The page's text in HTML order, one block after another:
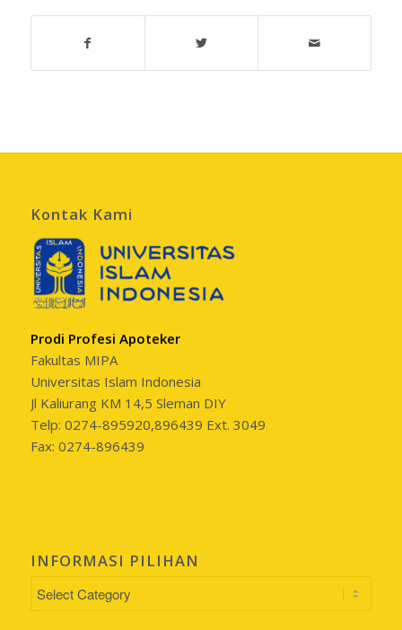
Kontak Kami
Prodi Profesi Apoteker
Fakultas MIPA
Universitas Islam Indonesia
Jl Kaliurang KM 14,5 Sleman DIY
Telp: 0274-895920,896439 Ext. 3049
Fax: 0274-896439
INFORMASI PILIHAN
INFORMASI